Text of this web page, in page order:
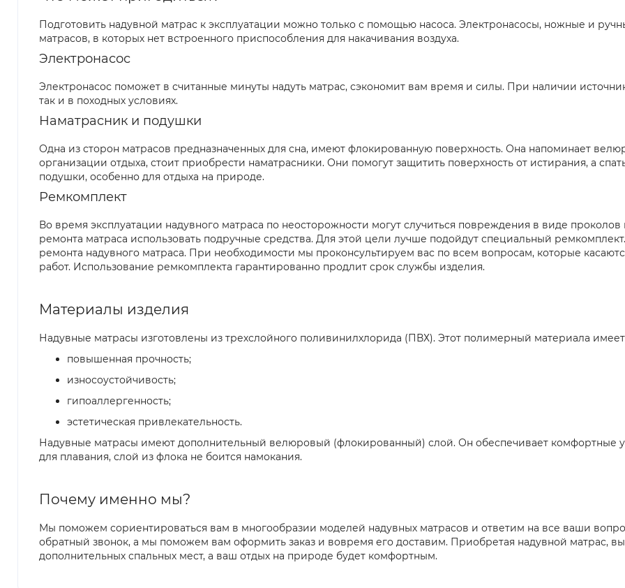
Подготовить надувной матрас к эксплуатации можно только с помощью насоса. Электронасосы, ножные и
матрасов, в которых нет встроенного приспособления для накачивания воздуха.
Электронасос
Электронасос поможет в считанные минуты надуть матрас, сэкономит вам время и силы. При наличии
так и в походных условиях.
Наматрасник и подушки
Одна из сторон матрасов предназначенных для сна, имеют флокированную поверхность. Она напоминает
организации отдыха, стоит приобрести наматрасники. Они помогут защитить поверхность от истирания, а
подушки, особенно для отдыха на природе.
Ремкомплект
Во время эксплуатации надувного матраса по неосторожности могут случиться повреждения в виде
ремонта матраса использовать подручные средства. Для этой цели лучше подойдут специальный
ремонта надувного матраса. При необходимости мы проконсультируем вас по всем вопросам, которые
работ. Использование ремкомплекта гарантированно продлит срок службы изделия.
Материалы изделия
Надувные матрасы изготовлены из трехслойного поливинилхлорида (ПВХ). Этот полимерный материала
повышенная прочность;
износоустойчивость;
гипоаллергенность;
эстетическая привлекательность.
Надувные матрасы имеют дополнительный велюровый (флокированный) слой. Он обеспечивает комфортные
для плавания, слой из флока не боится намокания.
Почему именно мы?
Мы поможем сориентироваться вам в многообразии моделей надувных матрасов и ответим на все ваши
обратный звонок, а мы поможем вам оформить заказ и вовремя его доставим. Приобретая надувной матрас,
дополнительных спальных мест, а ваш отдых на природе будет комфортным.